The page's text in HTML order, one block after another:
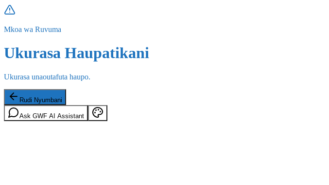
Mkoa wa Ruvuma
Ukurasa Haupatikani
Ukurasa unaoutafuta haupo.
Rudi Nyumbani
Ask GWF AI Assistant